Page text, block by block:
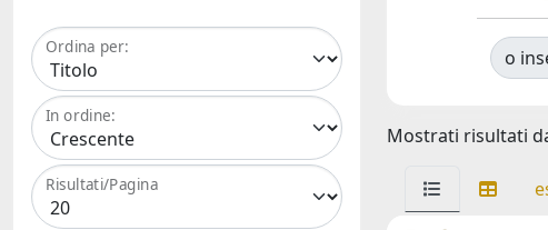
Ordina per:
In ordine:
Risultati/Pagina
o
Mostrati risultati